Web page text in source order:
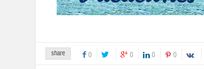
share 0 0 0 0